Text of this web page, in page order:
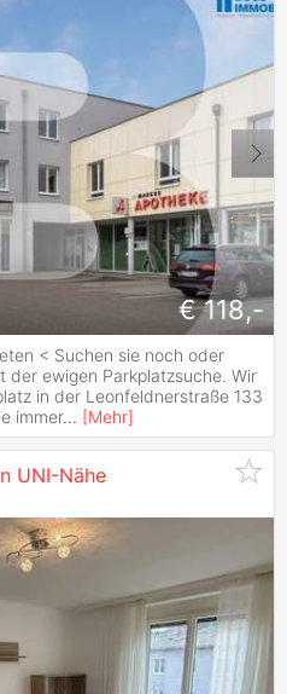
€ 118,-
< Suchen sie noch oder
der ewigen Parkplatzsuche. Wir
in der Leonfeldnerstraße 133
immer... [Mehr]
UNI-Nähe